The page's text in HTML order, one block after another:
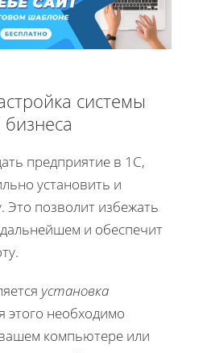
системы
предприятие в 1С,
установить и
Это позволит избежать
и обеспечит
установка
этого необходимо
компьютере или